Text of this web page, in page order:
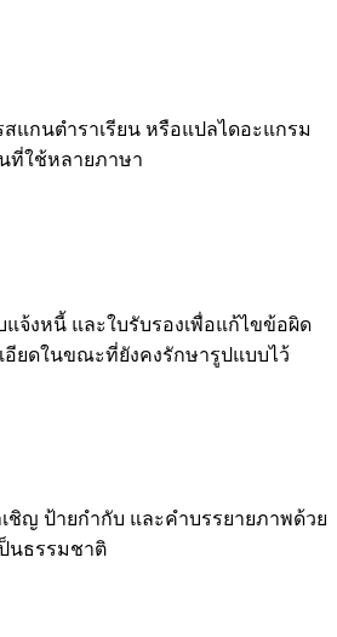
แกนตำราเรียน หรือแปลไดอะแกรม
ที่ใช้หลายภาษา
จ้งหนี้ และใบรับรองเพื่อแก้ไขข้อผิด
อียดในขณะที่ยังคงรักษารูปแบบไว้
ชิญ ป้ายกำกับ และคำบรรยายภาพด้วย
นธรรมชาติ